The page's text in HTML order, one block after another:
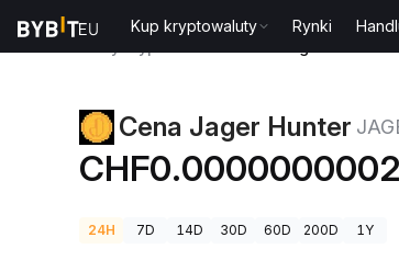
Kup kryptowaluty Rynki
Cena Jager Hunter
24H 7D 14D 30D 60D 200D 1Y